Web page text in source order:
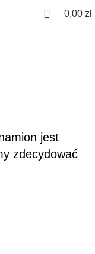
0,00 zł
jest
zdecydować